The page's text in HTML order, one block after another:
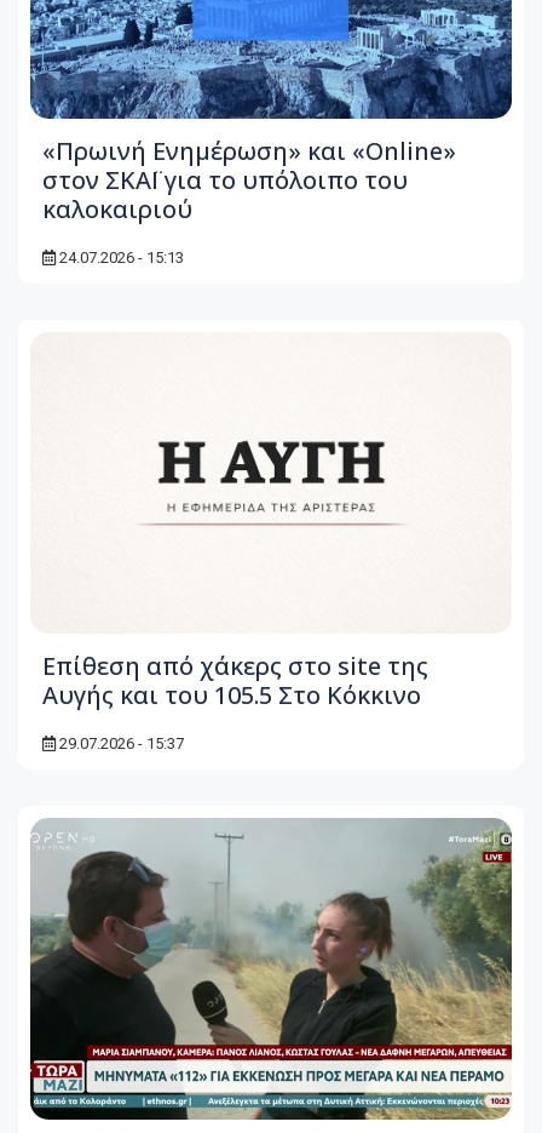
«Πρωινή Ενημέρωση» και «Online»
στον ΣΚΑΪ για το υπόλοιπο του
καλοκαιριού
24.07.2026 - 15:13
Επίθεση από χάκερς στο site της
Αυγής και του 105.5 Στο Κόκκινο
29.07.2026 - 15:37